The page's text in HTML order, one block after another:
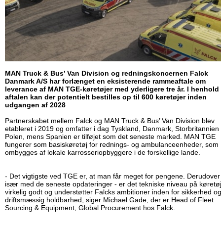
MAN Truck & Bus’ Van Division og redningskoncernen Falck
Danmark A/S har forlænget en eksisterende rammeaftale om
leverance af MAN TGE-køretøjer med yderligere tre år. I
aftalen kan der potentielt bestilles op til 600 køretøjer inden
udgangen af 2028
Partnerskabet mellem Falck og MAN Truck & Bus’ Van Division blev
etableret i 2019 og omfatter i dag Tyskland, Danmark, Storbritannien
Polen, mens Spanien er tilføjet som det seneste marked. MAN TGE
fungerer som basiskøretøj for rednings- og ambulanceenheder, som
ombygges af lokale karrosseriopbyggere i de forskellige lande.
- Det vigtigste ved TGE er, at man får meget for pengene.
især med de seneste opdateringer - er det tekniske niveau på
virkelig godt og understøtter Falcks ambitioner inden for sikkerhed og
driftsmæssig holdbarhed, siger Michael Gade, der er Head of Fleet
Sourcing & Equipment, Global Procurement hos Falck.